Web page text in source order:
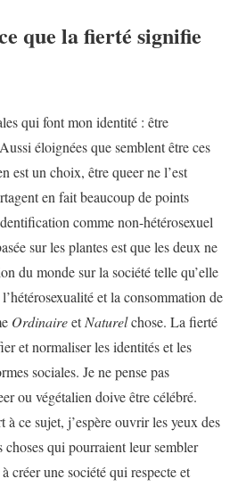
que la fierté signifie
qui font mon identité : être
éloignées que semblent être ces
est un choix, être queer ne l’est
en fait beaucoup de points
comme non-hétérosexuel
sur les plantes est que les deux ne
du monde sur la société telle qu’elle
et la consommation de
OrdinaireetNaturelchose. La fierté
et normaliser les identités et les
sociales. Je ne pense pas
ou végétalien doive être célébré.
à ce sujet, j’espère ouvrir les yeux des
choses qui pourraient leur sembler
créer une société qui respecte et